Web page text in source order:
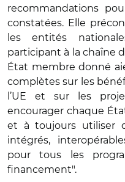
recommandations
constatées. Elle
les entités
participant à la chaîne
État membre donné
complètes sur les
l’UE et sur les
encourager chaque
et à toujours utiliser
intégrés,
pour tous les
financement".